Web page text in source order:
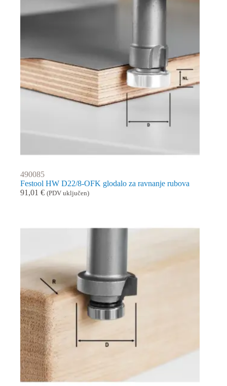
490085
Festool HW D22/8-OFK glodalo za ravnanje rubova
91,01 € (PDV uključen)